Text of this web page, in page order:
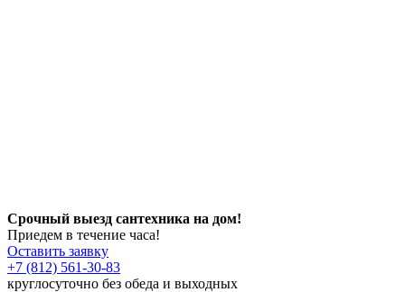
Срочный выезд сантехника на дом!
Приедем в течение часа!
Оставить заявку
+7 (812) 561-30-83
круглосуточно без обеда и выходных